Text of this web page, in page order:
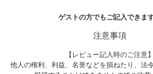
ゲストの方でもご記入できます
注意事項
【レビュー記入時のご注意】
他人の権利、利益、名誉などを損ねたり、法